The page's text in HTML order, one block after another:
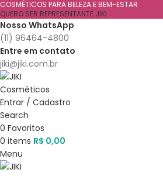
COSMÉTICOS PARA BELEZA E BEM-ESTAR
QUERO SER REPRESENTANTE JIKI
Nosso WhatsApp
(11) 96464-4800
Entre em contato
jiki@jiki.com.br
Entrar / Cadastro
Search
0 Favoritos
0 items R$ 0,00
Menu